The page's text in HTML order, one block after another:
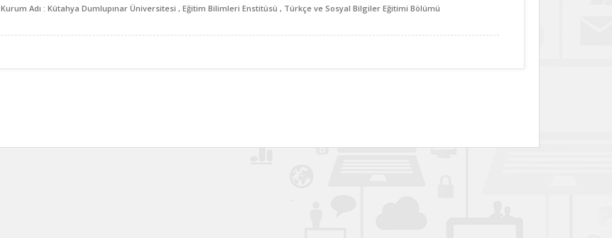
Kurum Adı : Kütahya Dumlupınar Üniversitesi , Eğitim Bilimleri Enstitüsü , Türkçe ve Sosyal Bilgiler Eğitimi Bölümü